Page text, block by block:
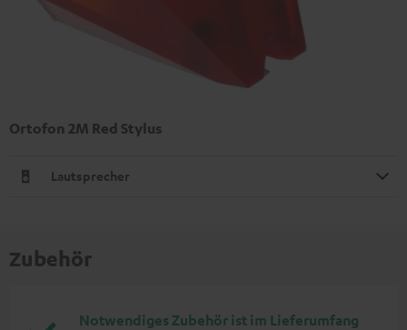
Ortofon 2M Red Stylus
Lautsprecher
Zubehör
Notwendiges Zubehör ist im Lieferumfang